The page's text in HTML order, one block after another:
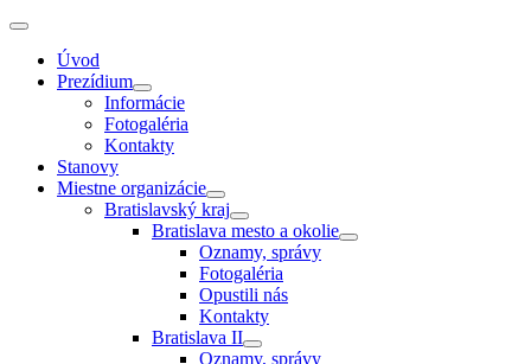
Úvod
Prezídium
Informácie
Fotogaléria
Kontakty
Stanovy
Miestne organizácie
Bratislavský kraj
Bratislava mesto a okolie
Oznamy, správy
Fotogaléria
Opustili nás
Kontakty
Bratislava II
Oznamy, správy